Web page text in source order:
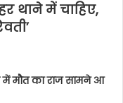
थाने में चाहिए,
मौत का राज सामने आ